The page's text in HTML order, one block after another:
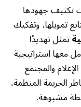
تكثيف جهودها
تمويلها، وتفكيك
تمثل تهديدًا
معها استراتيجية
والمجتمع
الجريمة المنظمة،
مشبوهة.